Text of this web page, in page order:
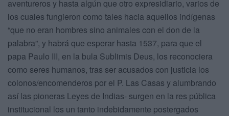
aventureros y hasta algún que otro expresidiario, varios de
los cuales fungieron como tales hacia aquellos indígenas
“que no eran hombres sino animales con el don de la
palabra”, y habrá que esperar hasta 1537, para que el
papa Paulo III, en la bula Sublimis Deus, los reconociera
como seres humanos, tras ser acusados con justicia los
colonos/encomenderos por el P. Las Casas y alumbrando
así las pioneras Leyes de Indias- surgen en la res pública
institucional los un tanto indebidamente postergados